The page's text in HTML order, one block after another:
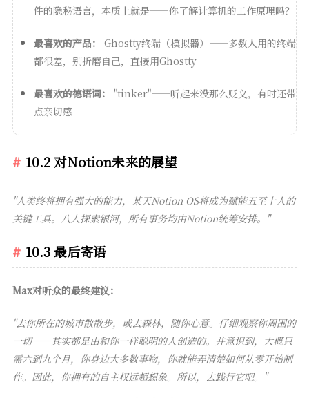
件的隐秘语言，本质上就是——你了解计算机的工作原理吗？
最喜欢的产品：
Ghostty终端（模拟器）——多数人用的终端
都很差，别折磨自己，直接用Ghostty
最喜欢的德语词：
"tinker"——听起来没那么贬义，有时还带
点亲切感
10.2 对Notion未来的展望
"人类终将拥有强大的能力，某天Notion OS将成为赋能五至十人的
关键工具。八人探索银河，所有事务均由Notion统筹安排。"
10.3 最后寄语
Max对听众的最终建议：
"去你所在的城市散散步，或去森林，随你心意。仔细观察你周围的
一切——其实都是由和你一样聪明的人创造的。并意识到，大概只
需六到九个月，你身边大多数事物，你就能弄清楚如何从零开始制
作。因此，你拥有的自主权远超想象。所以，去践行它吧。"